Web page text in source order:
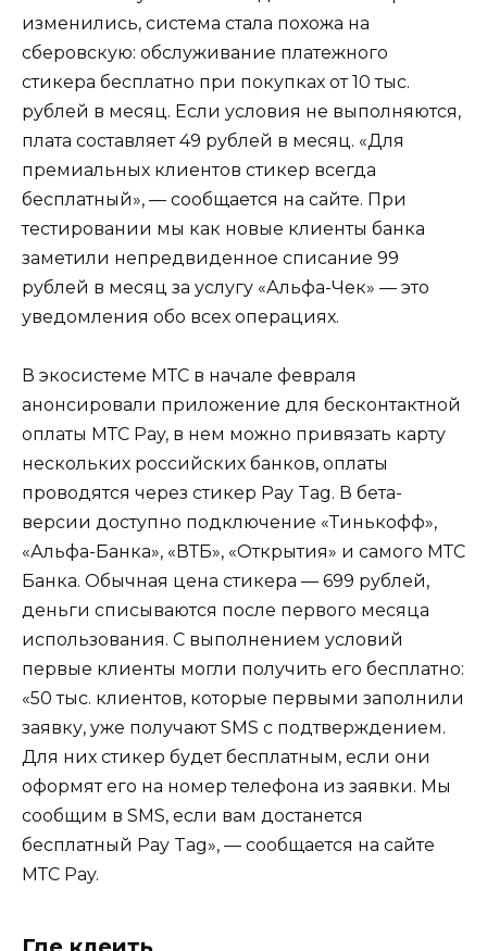
изменились, система стала похожа на
cберовскую: обслуживание платежного
стикера бесплатно при покупках от 10 тыс.
рублей в месяц. Если условия не выполняются,
плата составляет 49 рублей в месяц. «Для
премиальных клиентов стикер всегда
бесплатный», — сообщается на сайте. При
тестировании мы как новые клиенты банка
заметили непредвиденное списание 99
рублей в месяц за услугу «Альфа-Чек» — это
уведомления обо всех операциях.
В экосистеме МТС в начале февраля
анонсировали приложение для бесконтактной
оплаты МТС Pay, в нем можно привязать карту
нескольких российских банков, оплаты
проводятся через стикер Pay Tag. В бета-
версии доступно подключение «Тинькофф»,
«Альфа-Банка», «ВТБ», «Открытия» и самого МТС
Банка. Обычная цена стикера — 699 рублей,
деньги списываются после первого месяца
использования. С выполнением условий
первые клиенты могли получить его бесплатно:
«50 тыс. клиентов, которые первыми заполнили
заявку, уже получают SMS с подтверждением.
Для них стикер будет бесплатным, если они
оформят его на номер телефона из заявки. Мы
сообщим в SMS, если вам достанется
бесплатный Pay Tag», — сообщается на сайте
МТС Pay.